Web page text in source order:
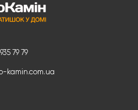
79 79
kamin.com.ua